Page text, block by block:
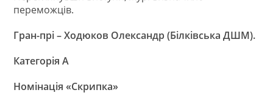
переможців.
Гран-прі – Ходюков Олександр (Білківська ДШМ).
Категорія А
Номінація «Скрипка»